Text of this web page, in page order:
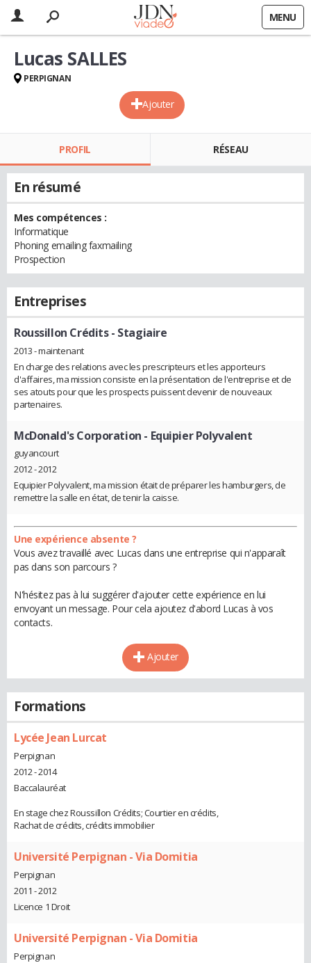
MENU
Ajouter
Lucas SALLES
PERPIGNAN
PROFIL RÉSEAU
En résumé
Mes compétences :
Informatique
Phoning emailing faxmailing
Prospection
Entreprises
Roussillon Crédits- Stagiaire
2013 - maintenant
En charge des relations avec les prescripteurs et les apporteurs
d'affaires, ma mission consiste en la présentation de l'entreprise et de
ses atouts pour que les prospects puissent devenir de nouveaux
partenaires.
McDonald's Corporation - Equipier Polyvalent
guyancourt
2012 - 2012
Equipier Polyvalent, ma mission était de préparer les hamburgers, de
remettre la salle en état, de tenir la caisse.
Une expérience absente ?
Vous avez travaillé avec Lucas dans une entreprise qui n'apparaît
pas dans son parcours ?
N'hésitez pas à lui suggérer d'ajouter cette expérience en lui
envoyant un message. Pour cela ajoutez d'abord Lucas à vos
contacts.
Ajouter
Formations
Lycée Jean Lurcat
Perpignan
2012 - 2014
Baccalauréat
En stage chez Roussillon Crédits; Courtier en crédits,
Rachat de crédits, crédits immobilier
Université Perpignan - Via Domitia
Perpignan
2011 - 2012
Licence 1 Droit
Université Perpignan - Via Domitia
Perpignan